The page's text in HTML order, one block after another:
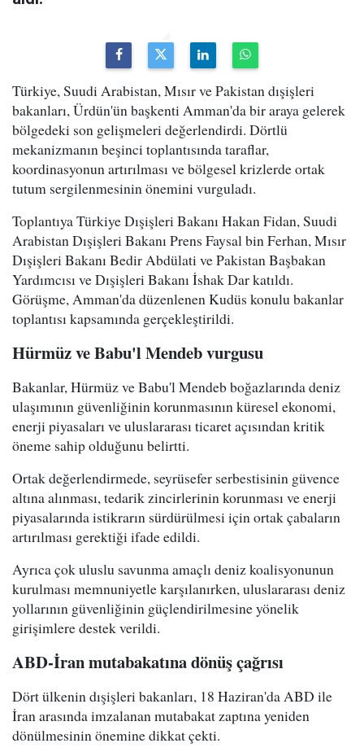
Türkiye, Suudi Arabistan, Mısır ve Pakistan dışişleri
bakanları, Ürdün'ün başkenti Amman'da bir araya gelerek
bölgedeki son gelişmeleri değerlendirdi. Dörtlü
mekanizmanın beşinci toplantısında taraflar,
koordinasyonun artırılması ve bölgesel krizlerde ortak
tutum sergilenmesinin önemini vurguladı.
Toplantıya Türkiye Dışişleri Bakanı Hakan Fidan, Suudi
Arabistan Dışişleri Bakanı Prens Faysal bin Ferhan, Mısır
Dışişleri Bakanı Bedir Abdülati ve Pakistan Başbakan
Yardımcısı ve Dışişleri Bakanı İshak Dar katıldı.
Görüşme, Amman'da düzenlenen Kudüs konulu bakanlar
toplantısı kapsamında gerçekleştirildi.
Hürmüz ve Babu'l Mendeb vurgusu
Bakanlar, Hürmüz ve Babu'l Mendeb boğazlarında deniz
ulaşımının güvenliğinin korunmasının küresel ekonomi,
enerji piyasaları ve uluslararası ticaret açısından kritik
öneme sahip olduğunu belirtti.
Ortak değerlendirmede, seyrüsefer serbestisinin güvence
altına alınması, tedarik zincirlerinin korunması ve enerji
piyasalarında istikrarın sürdürülmesi için ortak çabaların
artırılması gerektiği ifade edildi.
Ayrıca çok uluslu savunma amaçlı deniz koalisyonunun
kurulması memnuniyetle karşılanırken, uluslararası deniz
yollarının güvenliğinin güçlendirilmesine yönelik
girişimlere destek verildi.
ABD-İran mutabakatına dönüş çağrısı
Dört ülkenin dışişleri bakanları, 18 Haziran'da ABD ile
İran arasında imzalanan mutabakat zaptına yeniden
dönülmesinin önemine dikkat çekti.